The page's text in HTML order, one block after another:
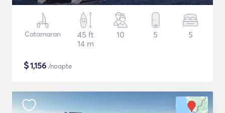
Catamaran
45 ft
14 m
10 5 5
$1,156 /noapte